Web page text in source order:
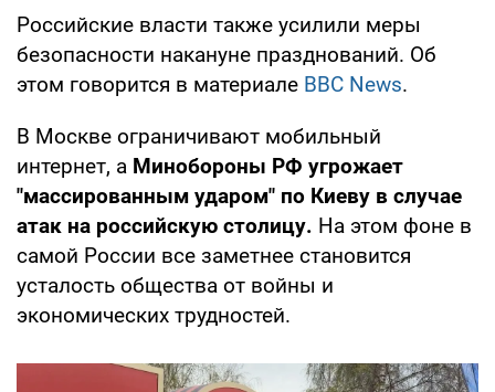
Российские власти также усилили меры
безопасности накануне празднований. Об
этом говорится в материале BBC News.
В Москве ограничивают мобильный
интернет, а Минобороны РФ угрожает
"массированным ударом" по Киеву в случае
атак на российскую столицу. На этом фоне в
самой России все заметнее становится
усталость общества от войны и
экономических трудностей.